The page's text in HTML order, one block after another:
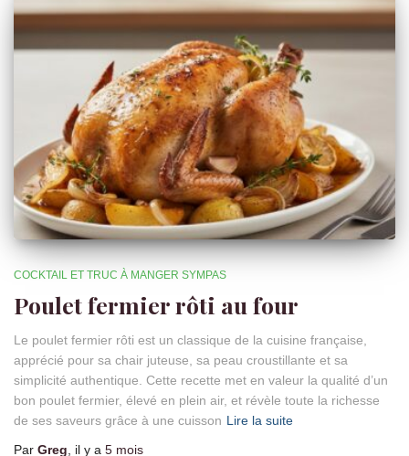
COCKTAIL ET TRUC À MANGER SYMPAS
Poulet fermier rôti au four
Le poulet fermier rôti est un classique de la cuisine française,
apprécié pour sa chair juteuse, sa peau croustillante et sa
simplicité authentique. Cette recette met en valeur la qualité d’un
bon poulet fermier, élevé en plein air, et révèle toute la richesse
de ses saveurs grâce à une cuisson Lire la suite
Par Greg , il y a 5 mois